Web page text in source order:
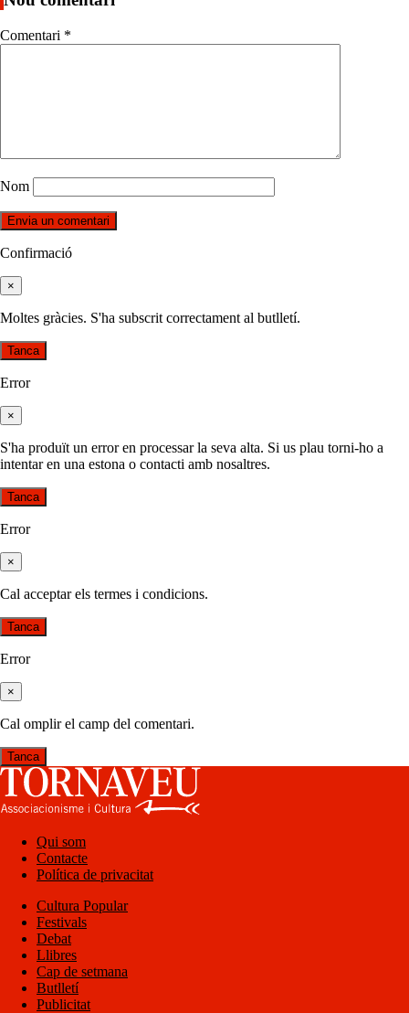
Comentari *
Nom
Confirmació
×
Moltes gràcies. S'ha subscrit correctament al butlletí.
Tanca
Error
×
S'ha produït un error en processar la seva alta. Si us plau torni-ho a
intentar en una estona o contacti amb nosaltres.
Tanca
Error
×
Cal acceptar els termes i condicions.
Tanca
Error
×
Cal omplir el camp del comentari.
Tanca
Qui som
Contacte
Política de privacitat
Cultura Popular
Festivals
Debat
Llibres
Cap de setmana
Butlletí
Publicitat